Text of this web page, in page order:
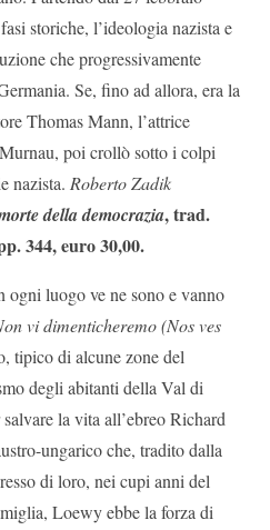
storiche, l’ideologia nazista e
che progressivamente
Se, fino ad allora, era la
Thomas Mann, l’attrice
poi crollò sotto i colpi
nazista. Roberto Zadik
della democrazia, trad.
344, euro 30,00.
luogo ve ne sono e vanno
vi dimenticheremo (Nos ves
tipico di alcune zone del
degli abitanti della Val di
la vita all’ebreo Richard
ungarico che, tradito dalla
di loro, nei cupi anni del
Loewy ebbe la forza di